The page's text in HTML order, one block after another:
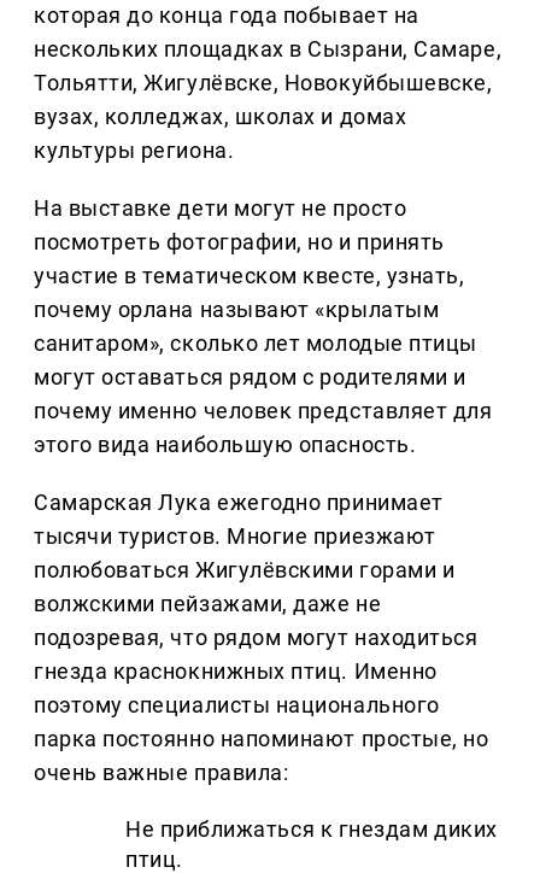
которая до конца года побывает на
нескольких площадках в Сызрани, Самаре,
Тольятти, Жигулёвске, Новокуйбышевске,
вузах, колледжах, школах и домах
культуры региона.
На выставке дети могут не просто
посмотреть фотографии, но и принять
участие в тематическом квесте, узнать,
почему орлана называют «крылатым
санитаром», сколько лет молодые птицы
могут оставаться рядом с родителями и
почему именно человек представляет для
этого вида наибольшую опасность.
Самарская Лука ежегодно принимает
тысячи туристов. Многие приезжают
полюбоваться Жигулёвскими горами и
волжскими пейзажами, даже не
подозревая, что рядом могут находиться
гнезда краснокнижных птиц. Именно
поэтому специалисты национального
парка постоянно напоминают простые, но
очень важные правила:
Не приближаться к гнездам диких
птиц.